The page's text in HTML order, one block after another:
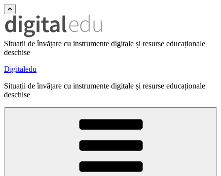
Situații de învățare cu instrumente digitale și resurse educaționale
deschise
Digitaledu
Situații de învățare cu instrumente digitale și resurse educaționale
deschise